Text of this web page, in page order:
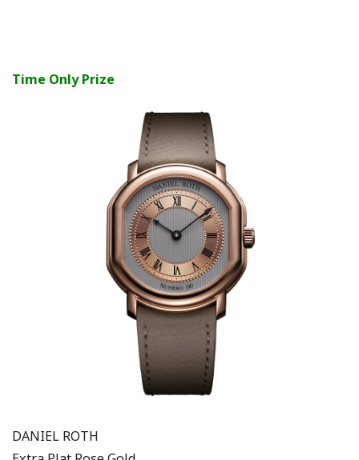
Time Only Prize
DANIEL ROTH